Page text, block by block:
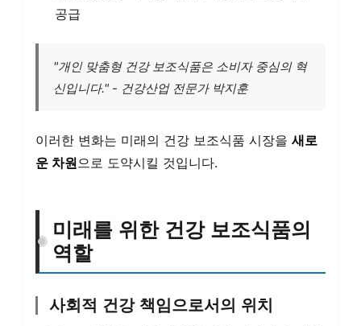
공급
"개인 맞춤형 건강 보조식품은 소비자 중심의 혁
신입니다." - 건강산업 전문가 박지훈
이러한 변화는 미래의 건강 보조식품 시장을 새로
운 차원으로 도약시킬 것입니다.
미래를 위한 건강 보조식품의
역할
사회적 건강 책임으로서의 위치